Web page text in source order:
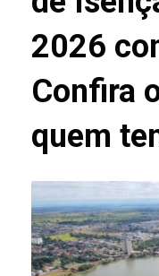
2026
Confira
quem